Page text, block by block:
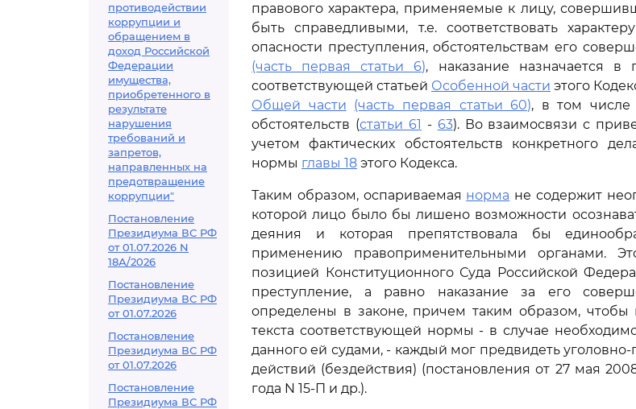
противодействии
коррупции и
обращением в
доход Российской
Федерации
имущества,
приобретенного в
результате
нарушения
требований и
запретов,
направленных на
предотвращение
коррупции"
Постановление
Президиума ВС РФ
от 01.07.2026 N
18А/2026
Постановление
Президиума ВС РФ
от 01.07.2026
Постановление
Президиума ВС РФ
от 01.07.2026
Постановление
Президиума ВС РФ
правового характера, применяемые к лицу,
быть справедливыми, т.е. соответствовать
опасности преступления, обстоятельствам его
(часть первая статьи 6), наказание назначается в
соответствующей статьей Особенной части этого
Общей части (часть первая статьи 60), в том числе
обстоятельств (статьи 61 - 63). Во взаимосвязи с
учетом фактических обстоятельств конкретного
нормы главы 18 этого Кодекса.
Таким образом, оспариваемая норма не содержит
которой лицо было бы лишено возможности
деяния и которая препятствовала бы
применению правоприменительными органами.
позицией Конституционного Суда Российской
преступление, а равно наказание за его
определены в законе, причем таким образом, чтобы
текста соответствующей нормы - в случае
данного ей судами, - каждый мог предвидеть
действий (бездействия) (постановления от 27 мая
года N 15-П и др.).